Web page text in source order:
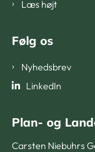
Læs højt
Følg os
Nyhedsbrev
LinkedIn
Plan- og
Carsten Niebuhrs